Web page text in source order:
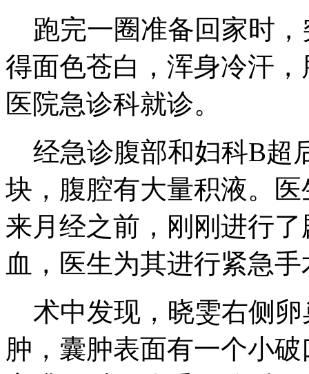
跑完一圈准备回家时，
得面色苍白，浑身冷汗
医院急诊科就诊。
经急诊腹部和妇科B超
块，腹腔有大量积液。
来月经之前，刚刚进行
血，医生为其进行紧急手
术中发现，晓雯右侧卵
肿，囊肿表面有一个小